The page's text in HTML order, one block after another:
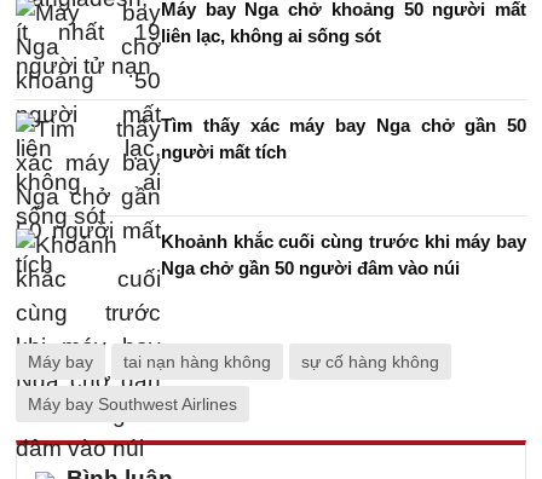
Máy bay Nga chở khoảng 50 người mất
liên lạc, không ai sống sót
Tìm thấy xác máy bay Nga chở gần 50
người mất tích
Khoảnh khắc cuối cùng trước khi máy bay
Nga chở gần 50 người đâm vào núi
Máy bay tai nạn hàng không sự cố hàng không
Máy bay Southwest Airlines